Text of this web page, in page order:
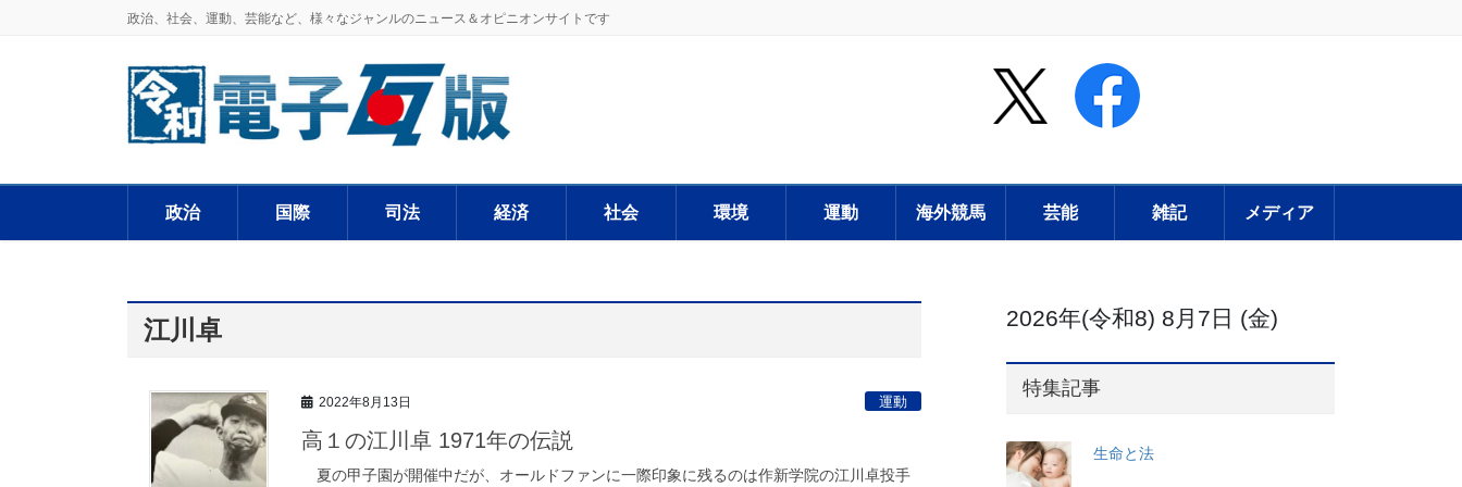
政治、社会、運動、芸能など、様々なジャンルのニュース＆オピニオンサイトです
政治 国際 司法 経済 社会 環境 運動 海外競馬 芸能 雑記 メディア
江川卓
2022年8月13日 運動
高１の江川卓 1971年の伝説
夏の甲子園が開催中だが、オールドファンに一際印象に残るのは作新学院の江川卓投手
2026年(令和8) 8月7日 (金)
特集記事
生命と法